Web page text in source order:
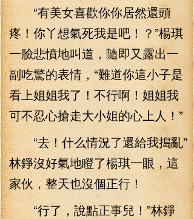
“有美女喜歡你你居然還頭
疼！你丫想氣死我是吧！？”楊琪
一臉悲憤地叫道，隨即又露出一
副吃驚的表情，“難道你這小子是
看上姐姐我了！不行啊！姐姐我
可不忍心搶走大小姐的心上人！”
“去！什么情況了還給我搗亂”
林錚沒好氣地瞪了楊琪一眼，這
家伙，整天也沒個正行！
“行了，說點正事兒！”林錚